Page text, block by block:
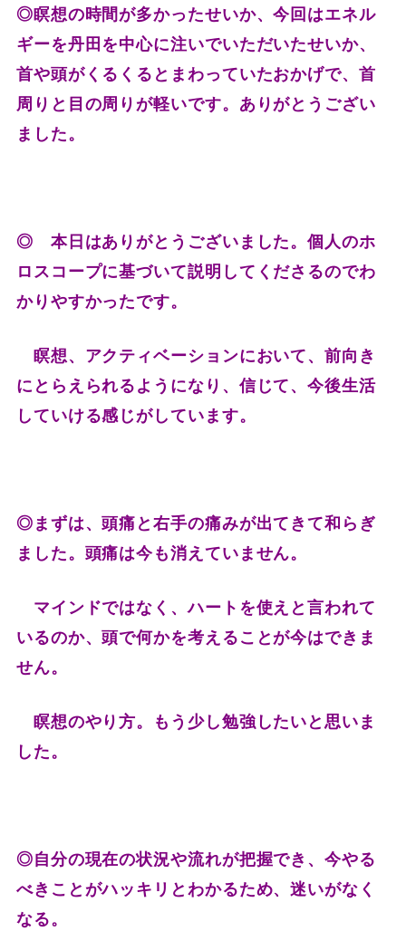
◎瞑想の時間が多かったせいか、今回はエネル
ギーを丹田を中心に注いでいただいたせいか、
首や頭がくるくるとまわっていたおかげで、首
周りと目の周りが軽いです。 ありがとうござい
ました。
◎ 本日はありがとうございました。個人のホ
ロスコープに基づいて説明してくださるのでわ
かりやすかったです。
瞑想、アクティベーションにおいて、前向き
にとらえられるようになり、信じて、今後生活
していける感じがしています。
◎まずは、頭痛と右手の痛みが出てきて和らぎ
ました。頭痛は今も消えていません。
マインドではなく、ハートを使えと言われて
いるのか、頭で何かを考えることが今はできま
せん。
瞑想のやり方。もう少し勉強したいと思いま
した。
◎自分の現在の状況や流れが把握でき、今やる
べきことがハッキリとわかるため、迷いがなく
なる。